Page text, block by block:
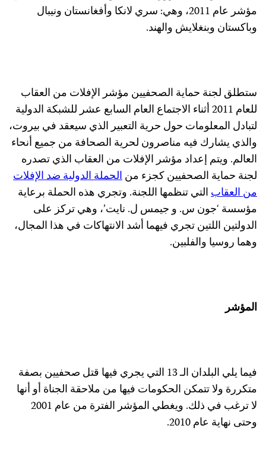
مؤشر عام 2011، وهي: سري لانكا وأفغانستان ونيبال
وباكستان وبنغلايش والهند.
ستطلق لجنة حماية الصحفيين مؤشر الإفلات من العقاب
للعام 2011 أثناء الاجتماع العام السابع عشر للشبكة الدولية
لتبادل المعلومات حول حرية التعبير الذي سيعقد في بيروت،
والذي يشارك فيه مناصرون لحرية الصحافة من جميع أنحاء
العالم. ويتم إعداد مؤشر الإفلات من العقاب الذي تصدره
لجنة حماية الصحفيين كجزء منالحملة الدولية ضد الإفلات
من العقابالتي تنظمها اللجنة. وتجري هذه الحملة برعاية
مؤسسة ‘جون س. و جيمس ل. نايت’، وهي تركز على
الدولتين اللتين تجري فيهما أشد الانتهاكات في هذا المجال،
وهما روسيا والفلبين.
المؤشر
فيما يلي البلدان الـ 13 التي يجري فيها قتل صحفيين بصفة
متكررة ولا تتمكن الحكومات فيها من ملاحقة الجناة أو أنها
لا ترغب في ذلك. ويغطي المؤشر الفترة من عام 2001
وحتى نهاية عام 2010.